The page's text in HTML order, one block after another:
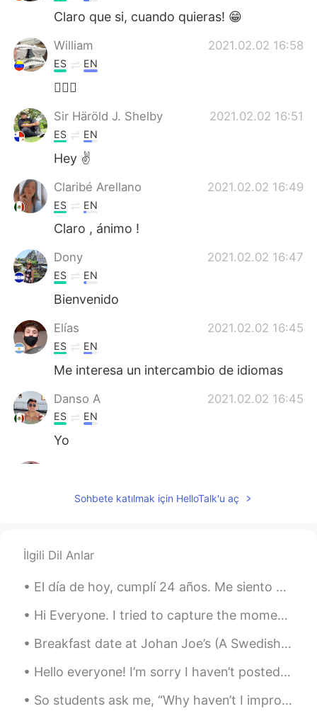
Claro que si, cuando quieras! 😁
William 2021.02.02 16:58
ES EN
🙋🏻‍♂️
Sir Häröld J. Shelby 2021.02.02 16:51
ES EN
Hey ✌
Claribé Arellano 2021.02.02 16:49
ES EN
Claro , ánimo !
Dony 2021.02.02 16:47
ES EN
Bienvenido
Elías 2021.02.02 16:45
ES EN
Me interesa un intercambio de idiomas
Danso A 2021.02.02 16:45
ES EN
Yo
Ale
Quieres ay údame?
¿Quieres ayudar me?
Sohbete katılmak için HelloTalk'u aç
İlgili Dil Anlar
El día de hoy, cumplí 24 años. Me siento viejo y todavía tengo muchas cosas que quiero hacer. De...
Hi Everyone. I tried to capture the moment tonight on my evening ride. It was so breathtakingly ...
Breakfast date at Johan Joe’s (A Swedish🇸🇪 coffee☕️ shop) Appointment downtown West Palm Beach Co...
Hello everyone! I’m sorry I haven’t posted a lesson recently, I have been so busy. Here is anot...
So students ask me, “Why haven’t I improved? Even though I’ve been studying everyday!”‼️❓🤔 Well....